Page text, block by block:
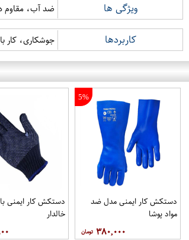
ویژگی ها ضد آب، مقاوم
کاربردها جوشکاری، کار
5%
دستکش کار ایمنی مدل ضد
مواد پوشا
۳۸۰,۰۰۰
دستکش کار ایمنی
خالدار